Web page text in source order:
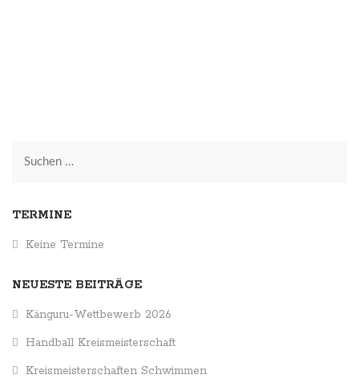
Suchen
TERMINE
Keine Termine
NEUESTE BEITRÄGE
Känguru-Wettbewerb 2026
Handball Kreismeisterschaft
Kreismeisterschaften Schwimmen